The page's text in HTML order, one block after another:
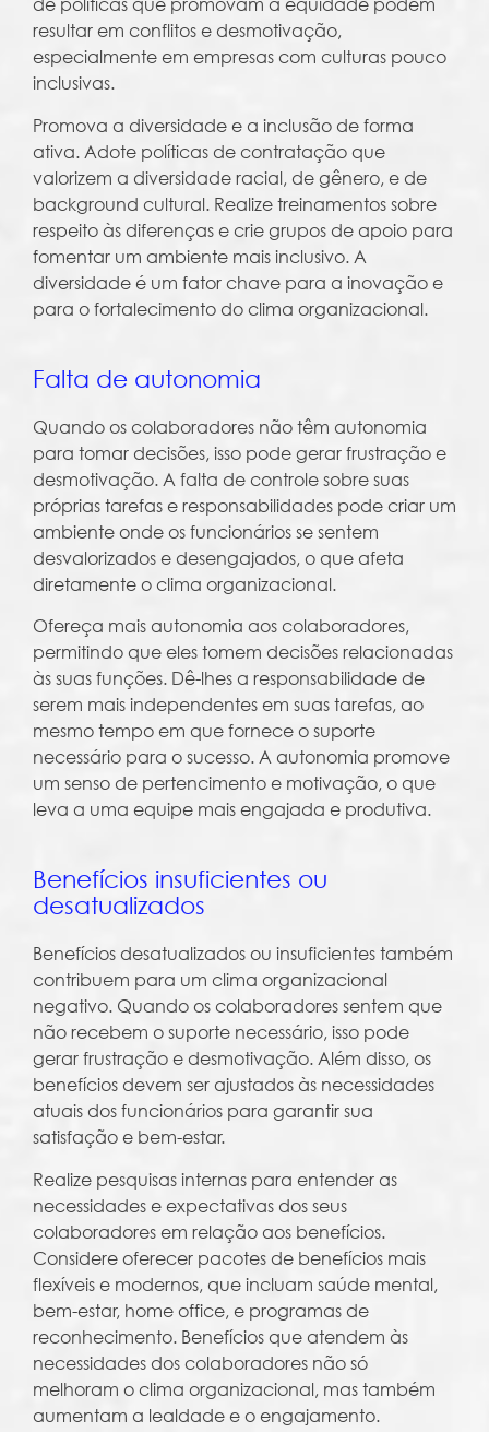
resultar em conflitos e desmotivação,
especialmente em empresas com culturas pouco
inclusivas.
Promova a diversidade e a inclusão de forma
ativa. Adote políticas de contratação que
valorizem a diversidade racial, de gênero, e de
background cultural. Realize treinamentos sobre
respeito às diferenças e crie grupos de apoio para
fomentar um ambiente mais inclusivo. A
diversidade é um fator chave para a inovação e
para o fortalecimento do clima organizacional.
Falta de autonomia
Quando os colaboradores não têm autonomia
para tomar decisões, isso pode gerar frustração e
desmotivação. A falta de controle sobre suas
próprias tarefas e responsabilidades pode criar um
ambiente onde os funcionários se sentem
desvalorizados e desengajados, o que afeta
diretamente o clima organizacional.
Ofereça mais autonomia aos colaboradores,
permitindo que eles tomem decisões relacionadas
às suas funções. Dê-lhes a responsabilidade de
serem mais independentes em suas tarefas, ao
mesmo tempo em que fornece o suporte
necessário para o sucesso. A autonomia promove
um senso de pertencimento e motivação, o que
leva a uma equipe mais engajada e produtiva.
Benefícios insuficientes ou
desatualizados
Benefícios desatualizados ou insuficientes também
contribuem para um clima organizacional
negativo. Quando os colaboradores sentem que
não recebem o suporte necessário, isso pode
gerar frustração e desmotivação. Além disso, os
benefícios devem ser ajustados às necessidades
atuais dos funcionários para garantir sua
satisfação e bem-estar.
Realize pesquisas internas para entender as
necessidades e expectativas dos seus
colaboradores em relação aos benefícios.
Considere oferecer pacotes de benefícios mais
flexíveis e modernos, que incluam saúde mental,
bem-estar, home office, e programas de
reconhecimento. Benefícios que atendem às
necessidades dos colaboradores não só
melhoram o clima organizacional, mas também
aumentam a lealdade e o engajamento.